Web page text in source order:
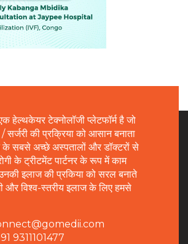
हेल्थकेयर टेक्नोलॉजी प्लेटफॉर्म है जो
की प्रक्रिया को आसान बनाता
के सबसे अच्छे अस्पतालों और डॉक्टरों से
के ट्रीटमेंट पार्टनर के रूप में काम
इलाज की प्रकिया को सरल बनाते
और विश्व-स्तरीय इलाज के लिए हमसे
9311101477